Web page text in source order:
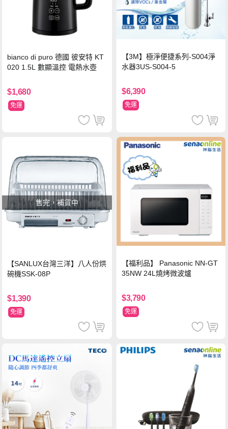
bianco di puro 德國 彼安特 KT
020 1.5L 數顯溫控 電熱水壺
$1,680
免運
【3M】極淨便捷系列-S004淨
水器3US-S004-5
$6,390
免運
售完，補貨中
【SANLUX台灣三洋】八人份烘
碗機SSK-08P
$1,390
免運
【福利品】 Panasonic NN-GT
35NW 24L燒烤微波爐
$3,790
免運